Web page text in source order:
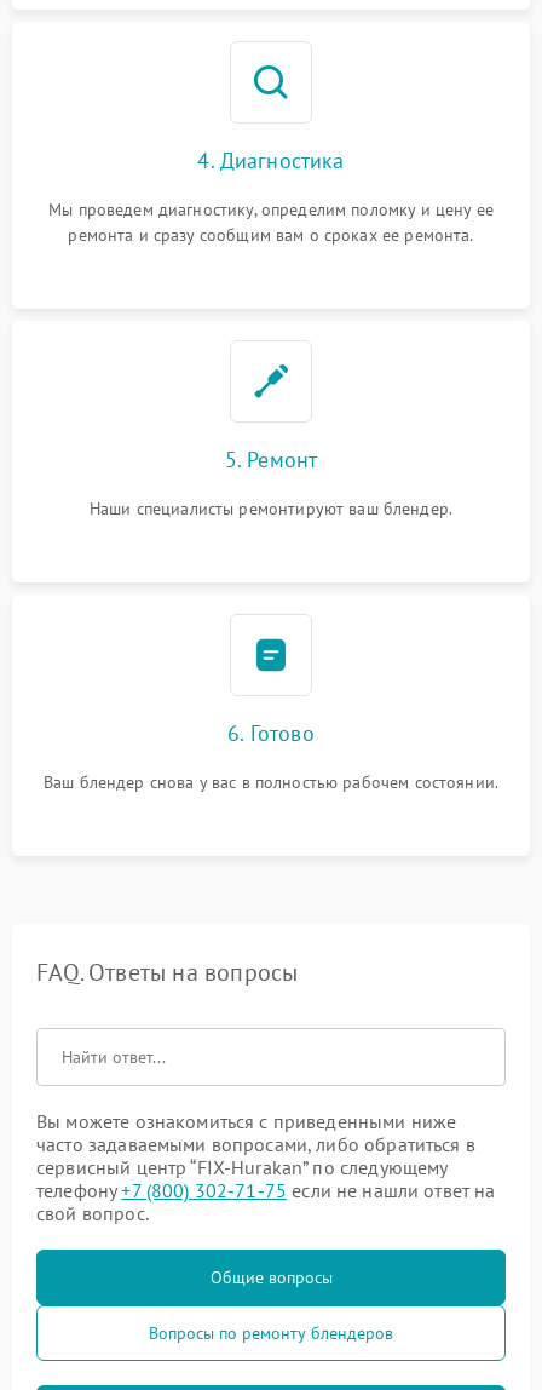
4. Диагностика
Мы проведем диагностику, определим поломку и цену ее
ремонта и сразу сообщим вам о сроках ее ремонта.
5. Ремонт
Наши специалисты ремонтируют ваш блендер.
6. Готово
Ваш блендер снова у вас в полностью рабочем состоянии.
FAQ. Ответы на вопросы
Вы можете ознакомиться с приведенными ниже
часто задаваемыми вопросами, либо обратиться в
сервисный центр “FIX-Hurakan” по следующему
телефону+7 (800) 302-71-75 если не нашли ответ на
свой вопрос.
Общие вопросы
Вопросы по ремонту блендеров